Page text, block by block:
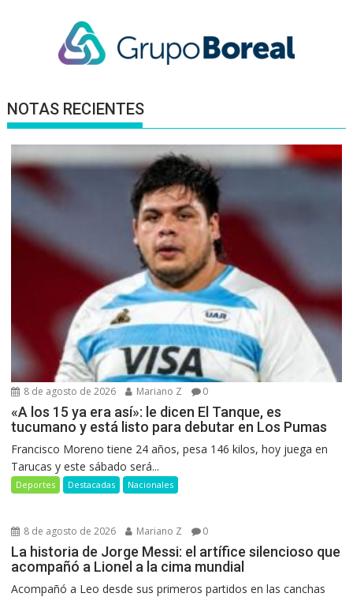
NOTAS RECIENTES
8 de agosto de 2026 Mariano Z 0
«A los 15 ya era así»: le dicen El Tanque, es
tucumano y está listo para debutar en Los Pumas
Francisco Moreno tiene 24 años, pesa 146 kilos, hoy juega en
Tarucas y este sábado será...
Deportes Destacadas Nacionales
8 de agosto de 2026 Mariano Z 0
La historia de Jorge Messi: el artífice silencioso que
acompañó a Lionel a la cima mundial
Acompañó a Leo desde sus primeros partidos en las canchas